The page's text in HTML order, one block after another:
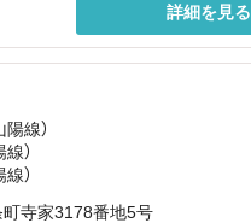
詳細を見る
陽線）
）
）
寺家3178番地5号